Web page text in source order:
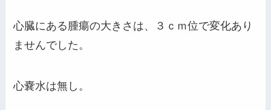
心臓にある腫瘍の大きさは、３ｃｍ位で変化あり
ませんでした。
心嚢水は無し。